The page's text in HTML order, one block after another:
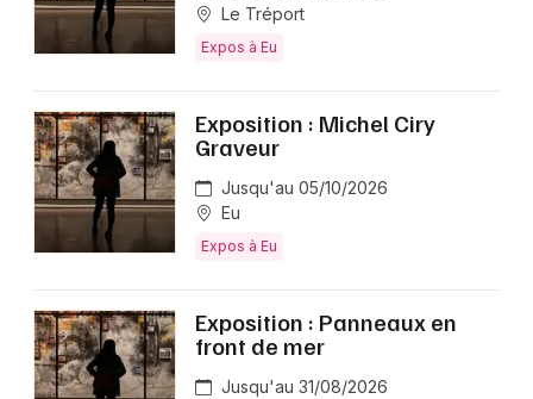
Le Tréport
Expos à Eu
Exposition : Michel Ciry
Graveur
Jusqu'au 05/10/2026
Eu
Expos à Eu
Exposition : Panneaux en
front de mer
Jusqu'au 31/08/2026